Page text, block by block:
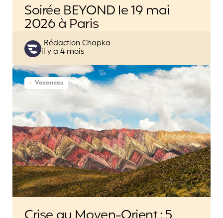
Soirée BEYOND le 19 mai
2026 à Paris
Posted
by
Rédaction Chapka
il y a 4 mois
Vacances